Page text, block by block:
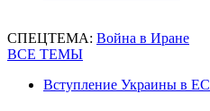
СПЕЦТЕМА: Война в Иране
ВСЕ ТЕМЫ
Вступление Украины в ЕС